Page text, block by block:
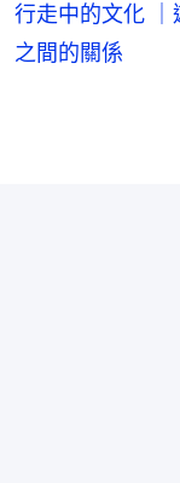
行走中的文化
之間的關係